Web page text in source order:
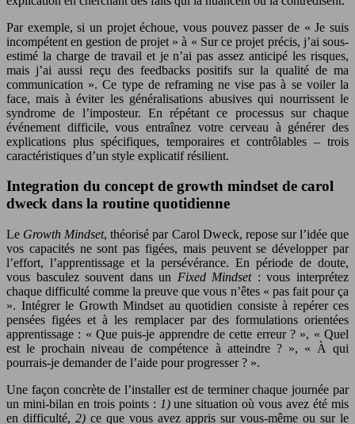
Par exemple, si un projet échoue, vous pouvez passer de « Je suis
incompétent en gestion de projet » à « Sur ce projet précis, j’ai sous-
estimé la charge de travail et je n’ai pas assez anticipé les risques,
mais j’ai aussi reçu des feedbacks positifs sur la qualité de ma
communication ». Ce type de reframing ne vise pas à se voiler la
face, mais à éviter les généralisations abusives qui nourrissent le
syndrome de l’imposteur. En répétant ce processus sur chaque
événement difficile, vous entraînez votre cerveau à générer des
explications plus spécifiques, temporaires et contrôlables – trois
caractéristiques d’un style explicatif résilient.
Integration du concept de growth mindset de carol
dweck dans la routine quotidienne
Le Growth Mindset, théorisé par Carol Dweck, repose sur l’idée que
vos capacités ne sont pas figées, mais peuvent se développer par
l’effort, l’apprentissage et la persévérance. En période de doute,
vous basculez souvent dans un Fixed Mindset: vous interprétez
chaque difficulté comme la preuve que vous n’êtes « pas fait pour ça
». Intégrer le Growth Mindset au quotidien consiste à repérer ces
pensées figées et à les remplacer par des formulations orientées
apprentissage : « Que puis-je apprendre de cette erreur ? », « Quel
est le prochain niveau de compétence à atteindre ? », « À qui
pourrais-je demander de l’aide pour progresser ? ».
Une façon concrète de l’installer est de terminer chaque journée par
un mini-bilan en trois points : 1)une situation où vous avez été mis
en difficulté, 2) ce que vous avez appris sur vous-même ou sur le